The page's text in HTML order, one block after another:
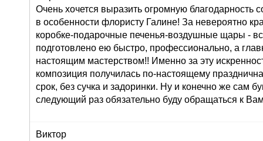
Очень хочется выразить огромную благодарность
в особенности флористу Галине! За невероятно
коробке-подарочные печенья-воздушные щары -
подготовлено ею быстро, профессионально, а
настоящим мастерством!! Именно за эту
композиция получилась по-настоящему
срок, без сучка и задоринки. Ну и конечно же сам
следующий раз обязательно буду обращаться к
Виктор